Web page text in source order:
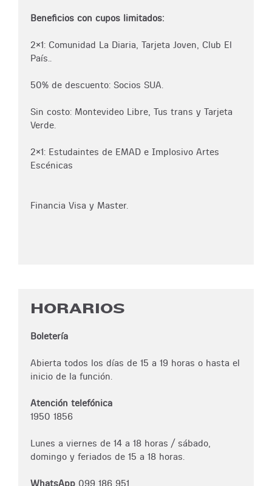
Beneficios con cupos limitados:
2x1: Comunidad La Diaria, Tarjeta Joven, Club El
País..
50% de descuento: Socios SUA.
Sin costo: Montevideo Libre, Tus trans y Tarjeta
Verde.
2x1: Estudaintes de EMAD e Implosivo Artes
Escénicas
Financia Visa y Master.
HORARIOS
Boletería
Abierta todos los días de 15 a 19 horas o hasta el
inicio de la función.
Atención telefónica
1950 1856
Lunes a viernes de 14 a 18 horas / sábado,
domingo y feriados de 15 a 18 horas.
WhatsApp 099 186 951